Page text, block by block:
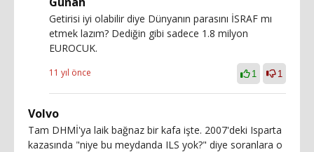
Getirisi iyi olabilir diye Dünyanın parasını İSRAF mı
etmek lazım? Dediğin gibi sadece 1.8 milyon
EUROCUK.
11 yıl önce 1 1
Volvo
Tam DHMİ'ya laik bağnaz bir kafa işte. 2007'deki Isparta
kazasında "niye bu meydanda ILS yok?" diye soranlara o